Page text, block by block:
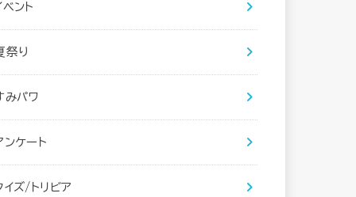
ベント
祭り
みパワ
ンケート
イズ/トリビア